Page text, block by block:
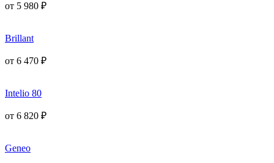
от 5 980 ₽
Brillant
от 6 470 ₽
Intelio 80
от 6 820 ₽
Geneo